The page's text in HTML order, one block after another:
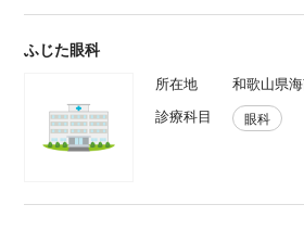
ふじた眼科
所在地
和歌山県
診療科目
眼科